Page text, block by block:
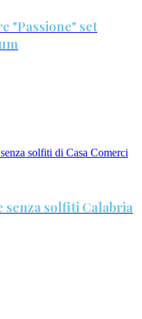
"Passione" set
senza solfiti Calabria